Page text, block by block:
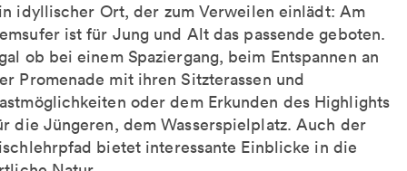
idyllischer Ort, der zum Verweilen einlädt: Am
ist für Jung und Alt das passende geboten.
ob bei einem Spaziergang, beim Entspannen an
Promenade mit ihren Sitzterassen und
oder dem Erkunden des Highlights
die Jüngeren, dem Wasserspielplatz. Auch der
bietet interessante Einblicke in die